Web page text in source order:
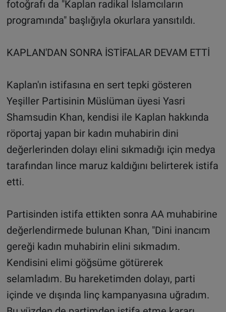
fotoğrafı da "Kaplan radikal İslamcıların
programında" başlığıyla okurlara yansıtıldı.
KAPLAN'DAN SONRA İSTİFALAR DEVAM ETTİ
Kaplan'ın istifasına en sert tepki gösteren
Yeşiller Partisinin Müslüman üyesi Yasri
Shamsudin Khan, kendisi ile Kaplan hakkında
röportaj yapan bir kadın muhabirin dini
değerlerinden dolayı elini sıkmadığı için medya
tarafından lince maruz kaldığını belirterek istifa
etti.
Partisinden istifa ettikten sonra AA muhabirine
değerlendirmede bulunan Khan, "Dini inancım
gereği kadın muhabirin elini sıkmadım.
Kendisini elimi göğsüme götürerek
selamladım. Bu hareketimden dolayı, parti
içinde ve dışında linç kampanyasına uğradım.